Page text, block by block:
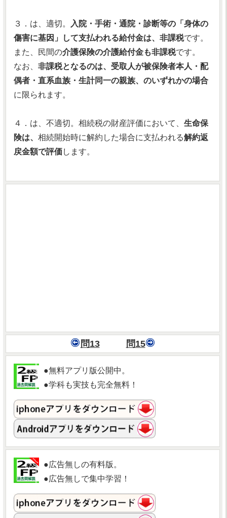
３．は、適切。
入院・手術・通院・診断等の「身体の
傷害に基因」して支払われる給付金は、非課税です。
また、民間の介護保険の介護給付金も非課税です。
なお、 非課税となるのは、受取人が被保険者本人・配
偶者・直系血族・生計同一の親族、のいずれかの場合
に限られます。
４．は、不適切。相続税の財産評価において、 生命保
険は、 相続開始時に解約した場合に支払われる解約返
戻金額で評価します。
問13 問15
●無料アプリ版公開中。
●学科も実技も完全無料！
●広告無しの有料版。
●広告無しで集中学習！